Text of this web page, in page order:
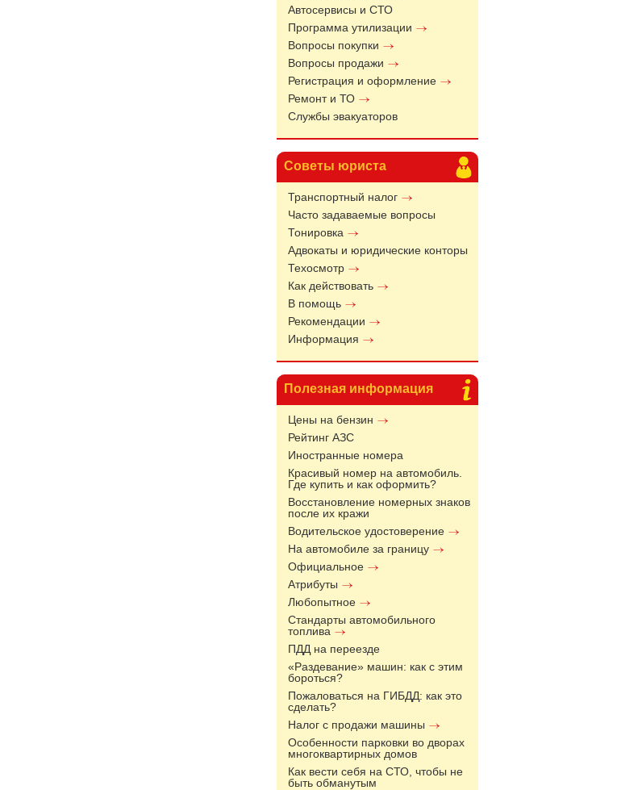
Автосервисы и СТО
Программа утилизации
Вопросы покупки
Вопросы продажи
Регистрация и оформление
Ремонт и ТО
Службы эвакуаторов
Советы юриста
Транспортный налог
Часто задаваемые вопросы
Тонировка
Адвокаты и юридические конторы
Техосмотр
Как действовать
В помощь
Рекомендации
Информация
Полезная информация
Цены на бензин
Рейтинг АЗС
Иностранные номера
Красивый номер на автомобиль.
Где купить и как оформить?
Восстановление номерных знаков
после их кражи
Водительское удостоверение
На автомобиле за границу
Официальное
Атрибуты
Любопытное
Стандарты автомобильного
топлива
ПДД на переезде
«Раздевание» машин: как с этим
бороться?
Пожаловаться на ГИБДД: как это
сделать?
Налог с продажи машины
Особенности парковки во дворах
многоквартирных домов
Как вести себя на СТО, чтобы не
быть обманутым